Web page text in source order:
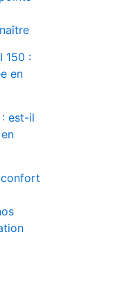
150 :
en
est-il